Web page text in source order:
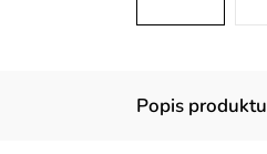
Popis produktu